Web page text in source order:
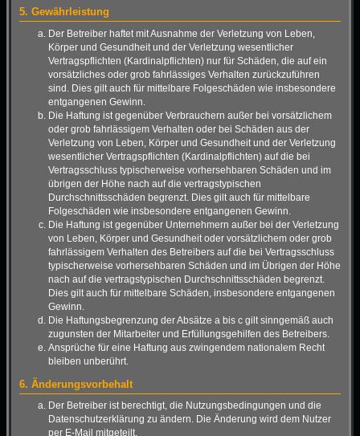
5. Gewährleistung
Der Betreiber haftet mit Ausnahme der Verletzung von Leben,
Körper und Gesundheit und der Verletzung wesentlicher
Vertragspflichten (Kardinalpflichten) nur für Schäden, die auf ein
vorsätzliches oder grob fahrlässiges Verhalten zurückzuführen
sind. Dies gilt auch für mittelbare Folgeschäden wie insbesondere
entgangenen Gewinn.
Die Haftung ist gegenüber Verbrauchern außer bei vorsätzlichem
oder grob fahrlässigem Verhalten oder bei Schäden aus der
Verletzung von Leben, Körper und Gesundheit und der Verletzung
wesentlicher Vertragspflichten (Kardinalpflichten) auf die bei
Vertragsschluss typischerweise vorhersehbaren Schäden und im
übrigen der Höhe nach auf die vertragstypischen
Durchschnittsschäden begrenzt. Dies gilt auch für mittelbare
Folgeschäden wie insbesondere entgangenen Gewinn.
Die Haftung ist gegenüber Unternehmern außer bei der Verletzung
von Leben, Körper und Gesundheit oder vorsätzlichem oder grob
fahrlässigem Verhalten des Betreibers auf die bei Vertragsschluss
typischerweise vorhersehbaren Schäden und im Übrigen der Höhe
nach auf die vertragstypischen Durchschnittsschäden begrenzt.
Dies gilt auch für mittelbare Schäden, insbesondere entgangenen
Gewinn.
Die Haftungsbegrenzung der Absätze a bis c gilt sinngemäß auch
zugunsten der Mitarbeiter und Erfüllungsgehilfen des Betreibers.
Ansprüche für eine Haftung aus zwingendem nationalem Recht
bleiben unberührt.
6. Änderungsvorbehalt
Der Betreiber ist berechtigt, die Nutzungsbedingungen und die
Datenschutzerklärung zu ändern. Die Änderung wird dem Nutzer
per E-Mail mitgeteilt.